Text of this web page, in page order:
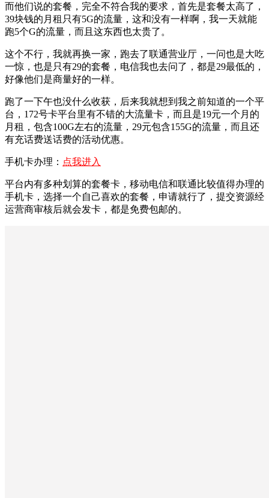
而他们说的套餐，完全不符合我的要求，首先是套餐太高了，
39块钱的月租只有5G的流量，这和没有一样啊，我一天就能
跑5个G的流量，而且这东西也太贵了。
这个不行，我就再换一家，跑去了联通营业厅，一问也是大吃
一惊，也是只有29的套餐，电信我也去问了，都是29最低的，
好像他们是商量好的一样。
跑了一下午也没什么收获，后来我就想到我之前知道的一个平
台，172号卡平台里有不错的大流量卡，而且是19元一个月的
月租，包含100G左右的流量，29元包含155G的流量，而且还
有充话费送话费的活动优惠。
手机卡办理： 点我进入
平台内有多种划算的套餐卡，移动电信和联通比较值得办理的
手机卡，选择一个自己喜欢的套餐，申请就行了，提交资源经
运营商审核后就会发卡，都是免费包邮的。